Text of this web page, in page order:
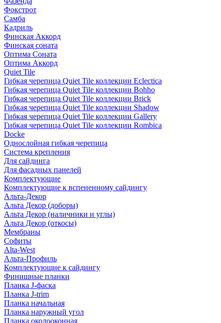
Фокстрот
Самба
Кадриль
Финская Аккорд
Финская соната
Оптима Соната
Оптима Аккорд
Quiet Tile
Гибкая черепица Quiet Tile коллекции Eclectica
Гибкая черепица Quiet Tile коллекции Bohho
Гибкая черепица Quiet Tile коллекции Brick
Гибкая черепица Quiet Tile коллекции Shadow
Гибкая черепица Quiet Tile коллекции Gallery
Гибкая черепица Quiet Tile коллекции Rombica
Docke
Однослойная гибкая черепица
Система крепления
Для сайдинга
Для фасадных панелей
Комплектующие
Комплектующие к вспененному сайдингу
Альта-Декор
Альта Декор (доборы)
Альта Декор (наличники и углы)
Альта Декор (откосы)
Мембраны
Софиты
Alta-West
Альта-Профиль
Комплектующие к сайдингу
Финишные планки
Планка J-фаска
Планка J-trim
Планка начальная
Планка наружный угол
Планка околооконная